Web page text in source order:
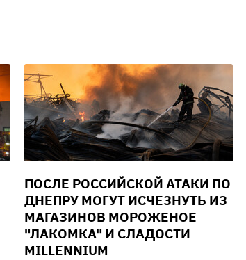
ПОСЛЕ РОССИЙСКОЙ АТАКИ ПО
ДНЕПРУ МОГУТ ИСЧЕЗНУТЬ ИЗ
МАГАЗИНОВ МОРОЖЕНОЕ
"ЛАКОМКА" И СЛАДОСТИ
MILLENNIUM